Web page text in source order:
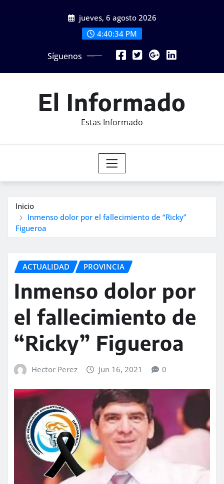
jueves, 6 agosto 2026
4:40:35 PM
Síguenos
El Informado
Estas Informado
Inicio
Inmenso dolor por el fallecimiento de “Ricky”
Figueroa
ACTUALIDAD PROVINCIA
Inmenso dolor por
el fallecimiento de
“Ricky” Figueroa
Hector Perez Jun 16, 2021 0